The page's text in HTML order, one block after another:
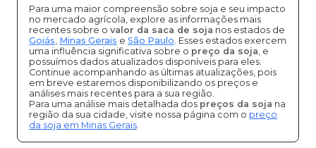
Para uma maior compreensão sobre soja e seu impacto
no mercado agrícola, explore as informações mais
recentes sobre o valor da saca de soja nos estados de
Goiás, Minas Gerais e São Paulo. Esses estados exercem
uma influência significativa sobre o preço da soja, e
possuímos dados atualizados disponíveis para eles.
Continue acompanhando as últimas atualizações, pois
em breve estaremos disponibilizando os preços e
análises mais recentes para a sua região.
Para uma análise mais detalhada dos preços da soja na
região da sua cidade, visite nossa página com o preço
da soja em Minas Gerais.